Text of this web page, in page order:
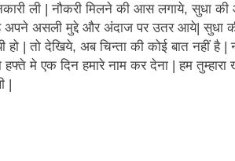
अबकी बार हुए न पार
2 Years Ago
बेस्ट वालंटियर अवॉर्ड–लाल बिहारी लाल
ली | नौकरी मिलने की आस लगाये, सुधा
अपने असली मुद्दे और अंदाज पर उतर आये| सुधा
| तो देखिये, अब चिन्ता की कोई बात नहीं है |
मे एक दिन हमारे नाम कर देना | हम तुम्हारा
|